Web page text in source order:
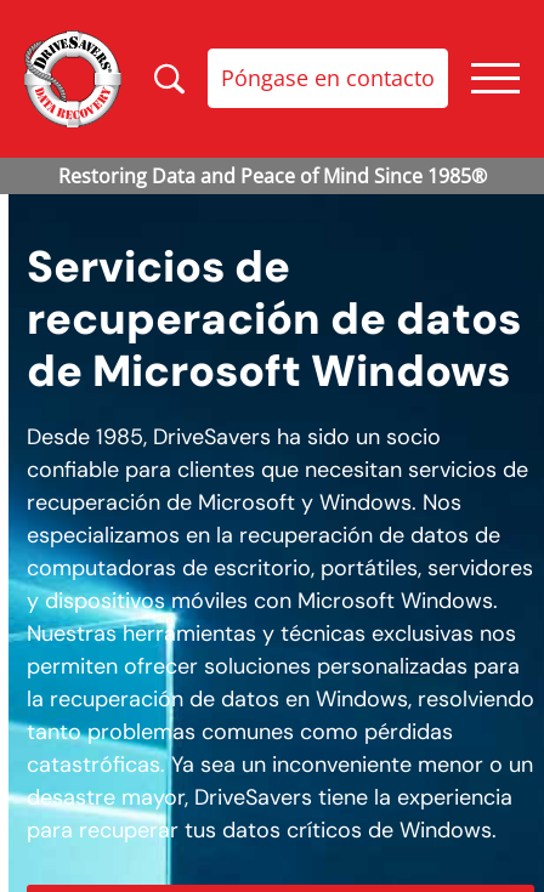
Póngase en contacto
Servicios de
recuperación de datos
de Microsoft Windows
Desde 1985, DriveSavers ha sido un socio
confiable para clientes que necesitan servicios de
recuperación de Microsoft y Windows. Nos
especializamos en la recuperación de datos de
computadoras de escritorio, portátiles, servidores
y dispositivos móviles con Microsoft Windows.
Nuestras herramientas y técnicas exclusivas nos
permiten ofrecer soluciones personalizadas para
la recuperación de datos en Windows, resolviendo
tanto problemas comunes como pérdidas
catastróficas. Ya sea un inconveniente menor o un
desastre mayor, DriveSavers tiene la experiencia
para recuperar tus datos críticos de Windows.